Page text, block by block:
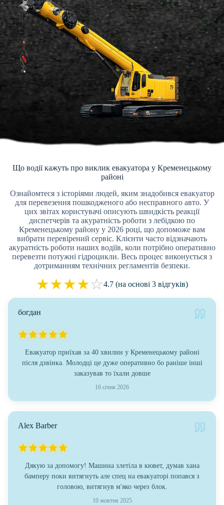
Що водії кажуть про виклик евакуатора у Кременецькому
районі
Ознайомтеся з історіями людей, яким знадобився евакуатор
для перевезення пошкодженого або несправного авто. У
цих звітах користувачі описують швидкість реакції
диспетчерів та акуратність роботи з лебідкою по
Кременецькому району у 2026 році, що допоможе вам
вибрати перевірений сервіс. Клієнти часто відзначають
акуратність роботи наших водіїв, коли потрібно оперативно
перевезти потужні гідроцикли. Весь процес виконується з
дотриманням технічних регламентів безпеки.
★★★★☆4.7 (на основі 3 відгуків)
богдан
Евакуатор приїхав за 40 хвилин у Кременецькому районі
після дзвінка. Молодці це дуже оперативно бо раніше інші
заказував то їхали довше
16 січня 2026
Alex Barber
Дякую за допомогу! Машина злетіла в кювет, думав хана
бамперу поки витягнуть але спец на евакуаторі попався з
головою, витягнув м'яко через блок.
10 жовтня 2025